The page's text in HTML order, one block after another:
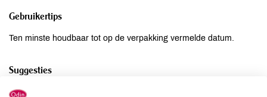
Gebruikertips
Ten minste houdbaar tot op de verpakking vermelde datum.
Suggesties
Ideaal bij verkoudheid.